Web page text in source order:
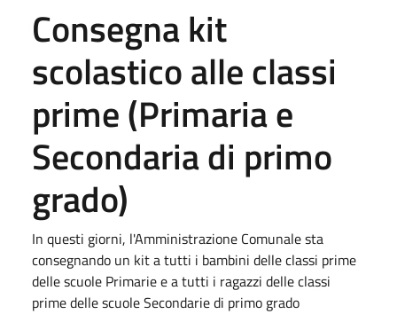
Consegna kit
scolastico alle classi
prime (Primaria e
Secondaria di primo
grado)
In questi giorni, l'Amministrazione Comunale sta
consegnando un kit a tutti i bambini delle classi prime
delle scuole Primarie e a tutti i ragazzi delle classi
prime delle scuole Secondarie di primo grado